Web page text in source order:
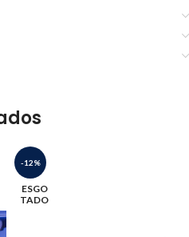
-12%
ESGO
TADO